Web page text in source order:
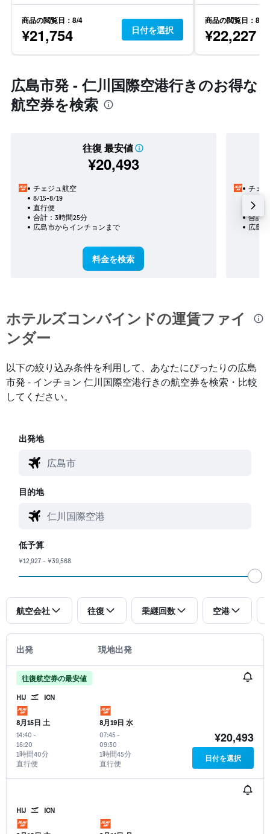
商品の閲覧日：8/4
¥21,754 日付を選択
商品の閲覧日：8/4
¥22,227
広島市発 - 仁川国際空港行きのお得な
航空券を検索
往復 最安値
¥20,493
チェジュ航空
8/15-8/19
直行便
合計：3時間25分
広島市​からインチョン​まで
料金を検索
チェ
直行便
合計
広島
ホテルズコンバインド​の運賃ファイ
ンダー
以下の絞り込み条件を利用して、あなたにぴったりの広島
市発 - インチョン 仁川国際空港行きの航空券を検索・比較
してください。
出発地
目的地
低予算
¥12,927 - ¥39,568
航空会社 往復 乗継回数 空港
出発 現地出発
往復航空券の最安値
HIJ ICN
8月15日 土
14:40 -
16:20
直行便
1時間40分
8月19日 水
07:45 -
09:30
直行便
1時間45分
¥20,493
日付を選択
HIJ ICN